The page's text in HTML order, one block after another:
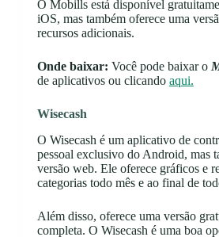
O Mobills está disponível
iOS, mas também oferece uma
recursos adicionais.
Onde baixar: Você pode baixar o
de aplicativos ou clicando aqui.
Wisecash
O Wisecash é um aplicativo de
pessoal exclusivo do Android, mas
versão web. Ele oferece gráficos e
categorias todo mês e ao final de
Além disso, oferece uma versão
completa. O Wisecash é uma boa